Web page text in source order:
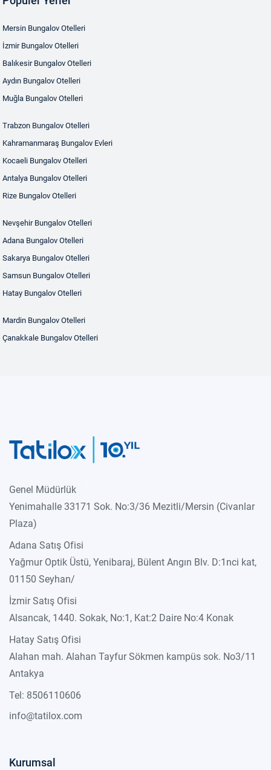
Mersin Bungalov Otelleri
İzmir Bungalov Otelleri
Balıkesir Bungalov Otelleri
Aydın Bungalov Otelleri
Muğla Bungalov Otelleri
Trabzon Bungalov Otelleri
Kahramanmaraş Bungalov Evleri
Kocaeli Bungalov Otelleri
Antalya Bungalov Otelleri
Rize Bungalov Otelleri
Nevşehir Bungalov Otelleri
Adana Bungalov Otelleri
Sakarya Bungalov Otelleri
Samsun Bungalov Otelleri
Hatay Bungalov Otelleri
Mardin Bungalov Otelleri
Çanakkale Bungalov Otelleri
Genel Müdürlük
Yenimahalle 33171 Sok. No:3/36 Mezitli/Mersin (Civanlar
Plaza)
Adana Satış Ofisi
Yağmur Optik Üstü, Yenibaraj, Bülent Angın Blv. D:1nci kat,
01150 Seyhan/
İzmir Satış Ofisi
Alsancak, 1440. Sokak, No:1, Kat:2 Daire No:4 Konak
Hatay Satış Ofisi
Alahan mah. Alahan Tayfur Sökmen kampüs sok. No3/11
Antakya
Tel: 8506110606
info@tatilox.com
Kurumsal